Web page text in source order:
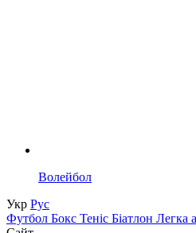
Волейбол
Укр Рус
Футбол Бокс Теніс Біатлон Легка